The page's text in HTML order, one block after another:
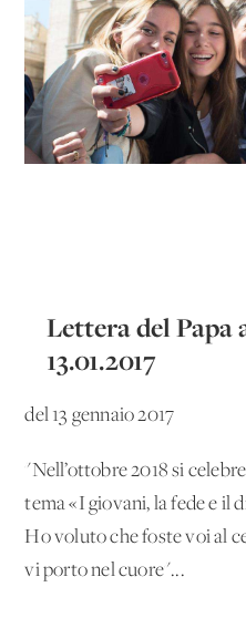
Lettera del Papa
13.01.2017
del 13 gennaio 2017
"Nell’ottobre 2018 si
tema «I giovani, la fede e il
Ho voluto che foste voi al
vi porto nel cuore"...